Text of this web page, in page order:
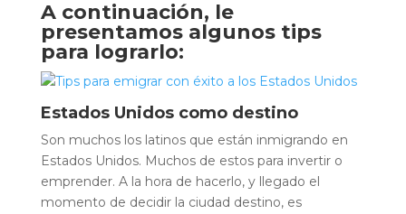
A continuación, le
presentamos algunos tips
para lograrlo:
Estados Unidos como destino
Son muchos los latinos que están inmigrando en
Estados Unidos. Muchos de estos para invertir o
emprender. A la hora de hacerlo, y llegado el
momento de decidir la ciudad destino, es